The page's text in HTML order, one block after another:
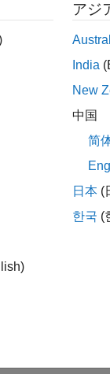
アジ
India
New
中国
简
日本 (
한국 (